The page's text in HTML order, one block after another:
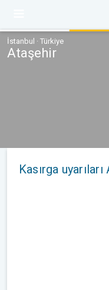
İstanbul · Türkiye
Ataşehir
Kasırga